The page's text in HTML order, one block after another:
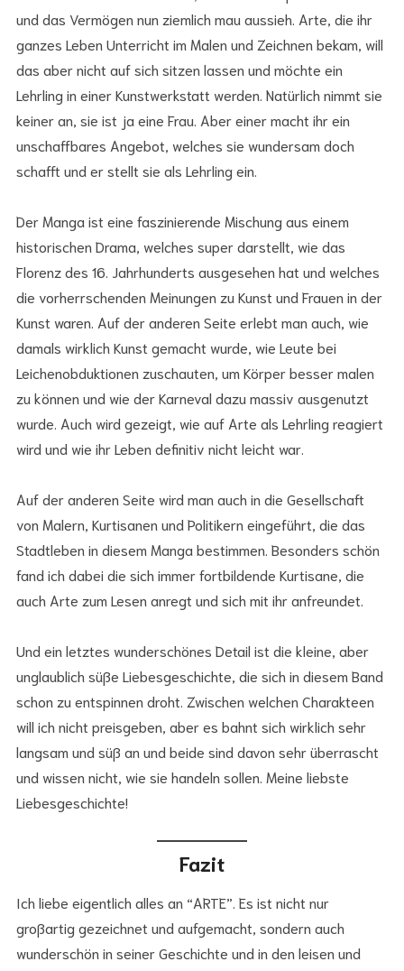
und das Vermögen nun ziemlich mau aussieh. Arte, die ihr
ganzes Leben Unterricht im Malen und Zeichnen bekam, will
das aber nicht auf sich sitzen lassen und möchte ein
Lehrling in einer Kunstwerkstatt werden. Natürlich nimmt sie
keiner an, sie ist ja eine Frau. Aber einer macht ihr ein
unschaffbares Angebot, welches sie wundersam doch
schafft und er stellt sie als Lehrling ein.
Der Manga ist eine faszinierende Mischung aus einem
historischen Drama, welches super darstellt, wie das
Florenz des 16. Jahrhunderts ausgesehen hat und welches
die vorherrschenden Meinungen zu Kunst und Frauen in der
Kunst waren. Auf der anderen Seite erlebt man auch, wie
damals wirklich Kunst gemacht wurde, wie Leute bei
Leichenobduktionen zuschauten, um Körper besser malen
zu können und wie der Karneval dazu massiv ausgenutzt
wurde. Auch wird gezeigt, wie auf Arte als Lehrling reagiert
wird und wie ihr Leben definitiv nicht leicht war.
Auf der anderen Seite wird man auch in die Gesellschaft
von Malern, Kurtisanen und Politikern eingeführt, die das
Stadtleben in diesem Manga bestimmen. Besonders schön
fand ich dabei die sich immer fortbildende Kurtisane, die
auch Arte zum Lesen anregt und sich mit ihr anfreundet.
Und ein letztes wunderschönes Detail ist die kleine, aber
unglaublich süße Liebesgeschichte, die sich in diesem Band
schon zu entspinnen droht. Zwischen welchen Charakteen
will ich nicht preisgeben, aber es bahnt sich wirklich sehr
langsam und süß an und beide sind davon sehr überrascht
und wissen nicht, wie sie handeln sollen. Meine liebste
Liebesgeschichte!
Fazit
Ich liebe eigentlich alles an “ARTE”. Es ist nicht nur
großartig gezeichnet und aufgemacht, sondern auch
wunderschön in seiner Geschichte und in den leisen und